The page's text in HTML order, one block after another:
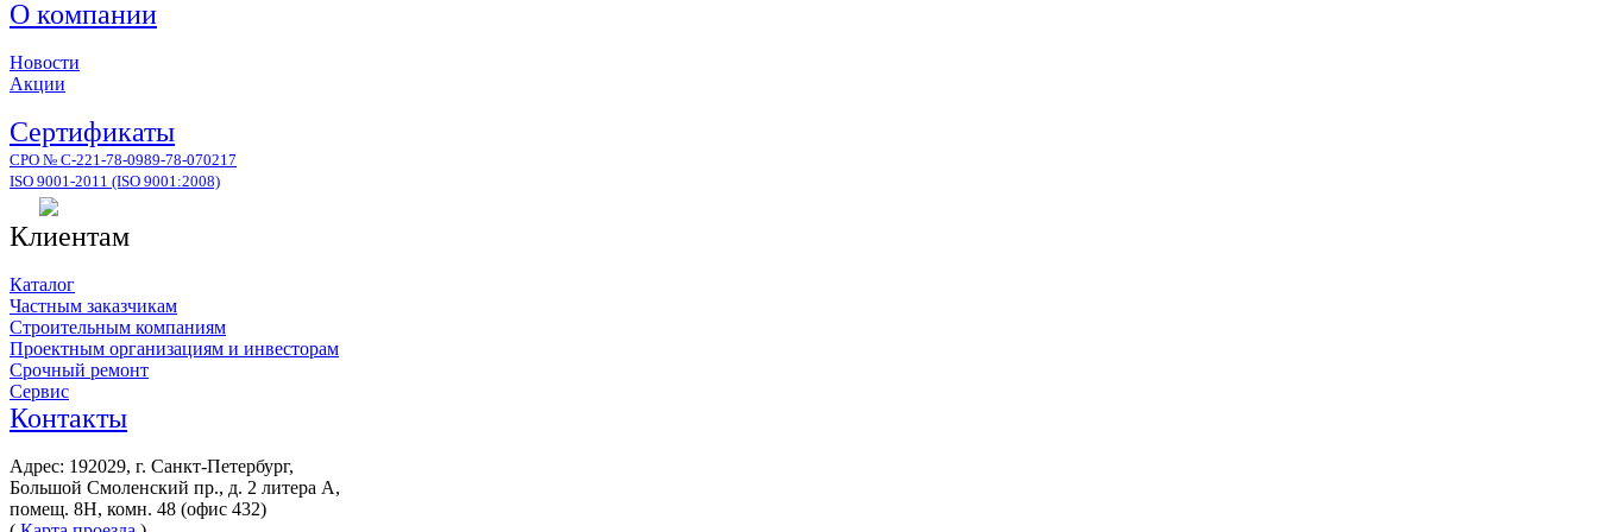
О компании
Новости
Акции
Сертификаты
СРО № С-221-78-0989-78-070217
ISO 9001-2011 (ISO 9001:2008)
Клиентам
Каталог
Частным заказчикам
Строительным компаниям
Проектным организациям и инвесторам
Срочный ремонт
Сервис
Контакты
Адрес: 192029, г. Санкт-Петербург,
Большой Смоленский пр., д. 2 литера А,
помещ. 8Н, комн. 48 (офис 432)